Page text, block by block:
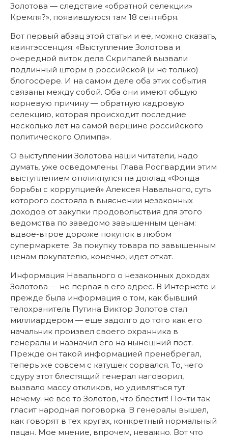
Золотова — следствие «обратной селекции»
Кремля?», появившуюся там 18 сентября.
Вот первый абзац этой статьи и ее, можно сказать,
квинтэссенция: «Выступление Золотова и
очередной виток дела Скрипалей вызвали
подлинный шторм в российской (и не только)
блогосфере. И на самом деле оба этих события
связаны между собой. Оба они имеют общую
корневую причину — обратную кадровую
селекцию, которая происходит последние
несколько лет на самой вершине российского
политического Олимпа».
О выступлении Золотова наши читатели, надо
думать, уже осведомлены. Глава Росгвардии этим
выступлением откликнулся на доклад «Фонда
борьбы с коррупцией» Алексея Навального, суть
которого состояла в выяснении незаконных
доходов от закупки продовольствия для этого
ведомства по заведомо завышенным ценам:
вдвое-втрое дороже покупок в любом
супермаркете. За покупку товара по завышенным
ценам покупателю, конечно, идет откат.
Информация Навального о незаконных доходах
Золотова — не первая в его адрес. В Интернете и
прежде была информация о том, как бывший
телохранитель Путина Виктор Золотов стал
миллиардером — еще задолго до того как его
начальник произвел своего охранника в
генералы и назначил его на нынешний пост.
Прежде он такой информацией пренебрегал,
теперь же совсем с катушек сорвался. То, чего
сдуру этот блестящий генерал наговорил,
вызвало массу откликов, но удивляться тут
нечему: не всё то Золотов, что блестит! Почти так
гласит народная поговорка. В генералы вышел,
как говорят в тех кругах, конкретный нормальный
пацан. Мое мнение, впрочем, неважно. Вот что